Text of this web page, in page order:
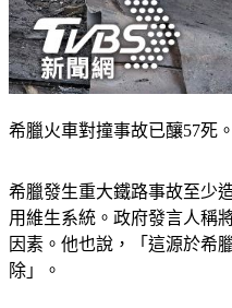
希臘火車對撞事故已釀57死
希臘發生重大鐵路事故至少
用維生系統。政府發言人稱
因素。他也說，「這源於希
除」。